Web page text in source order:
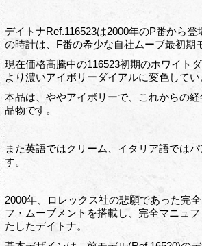
デイトナRef.116523は2000年のP番から登
の時計は、F番の希少な自社ムーブ最初期
現在価格高騰中の116523初期のホワイト
より濃いアイボリーダイアルに変色してい
本品は、ややアイボリーで、これからの
品物です。
また英語ではクリーム、イタリア語では
す。
2000年、ロレックス社の悲願であった完
フ・ムーブメントを搭載し、完全マニュ
たしたデイトナ。